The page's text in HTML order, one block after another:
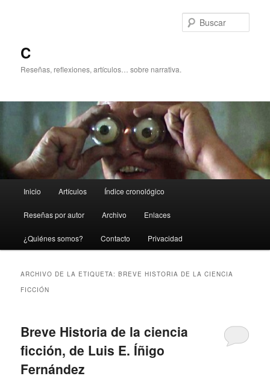
C
Reseñas, reflexiones, artículos… sobre narrativa.
principal
Inicio Artículos Índice cronológico
Reseñas por autor Archivo Enlaces
¿Quiénes somos? Contacto Privacidad
ARCHIVO DE LA ETIQUETA:BREVE HISTORIA DE LA CIENCIA
FICCIÓN
Breve Historia de la ciencia
ficción, de Luis E. Íñigo
Fernández